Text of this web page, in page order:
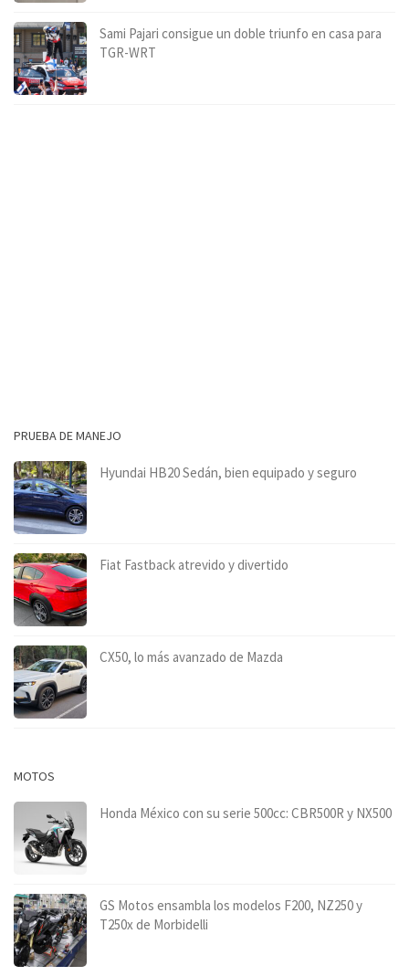
Sami Pajari consigue un doble triunfo en casa para
TGR-WRT
PRUEBA DE MANEJO
Hyundai HB20 Sedán, bien equipado y seguro
Fiat Fastback atrevido y divertido
CX50, lo más avanzado de Mazda
MOTOS
Honda México con su serie 500cc: CBR500R y NX500
GS Motos ensambla los modelos F200, NZ250 y
T250x de Morbidelli